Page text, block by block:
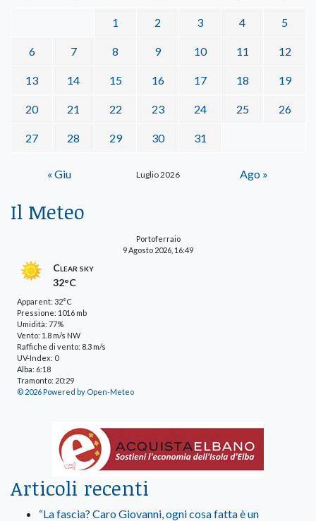
Luglio 2026
1 2 3 4 5
6 7 8 9 10 11 12
13 14 15 16 17 18 19
20 21 22 23 24 25 26
27 28 29 30 31
« Giu Ago »
Il Meteo
Portoferraio
9 Agosto 2026, 16:49
Clear sky
32°C
Apparent: 32°C
Pressione: 1016 mb
Umidità: 77%
Vento: 1.8 m/s NW
Raffiche di vento: 8.3 m/s
UV-Index: 0
Alba: 6:18
Tramonto: 20:29
© 2026 Powered by Open-Meteo
Articoli recenti
“La fascia? Caro Giovanni, ogni cosa fatta è un